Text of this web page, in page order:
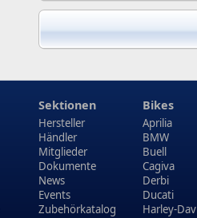
Sektionen
Hersteller
Händler
Mitglieder
Dokumente
News
Events
Zubehörkatalog
Bikes
Aprilia
BMW
Buell
Cagiva
Derbi
Ducati
Harley-